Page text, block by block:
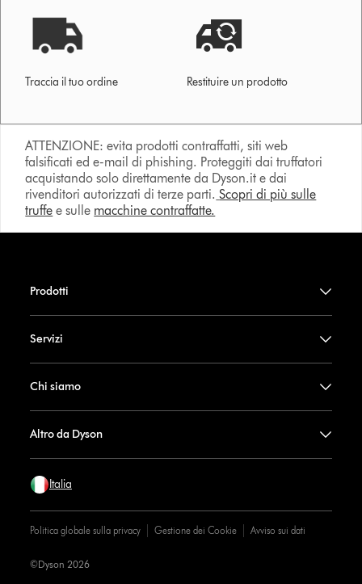
Traccia il tuo ordine Restituire un prodotto
ATTENZIONE: evita prodotti contraffatti, siti web
falsificati ed e-mail di phishing. Proteggiti dai truffatori
acquistando solo direttamente da Dyson.it e dai
rivenditori autorizzati di terze parti. Scopri di più sulle
truffe e sulle macchine contraffatte.
Prodotti
Servizi
Chi siamo
Altro da Dyson
Italia
Politica globale sulla privacy Gestione dei Cookie Avviso sui dati
©Dyson 2026